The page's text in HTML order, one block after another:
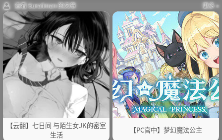
查看 Suraiiman 的文章
更多 »
【云翻】七日间 与陌生女JK的密室
生活
【PC官中】梦幻魔法公主